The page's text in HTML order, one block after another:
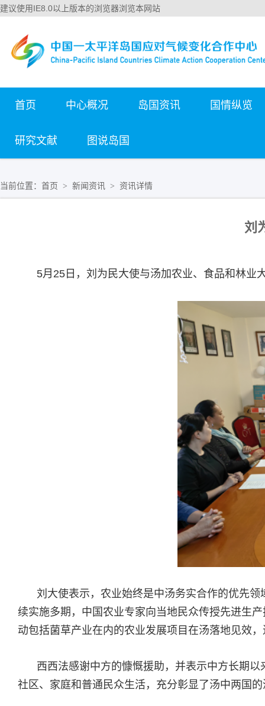
建议使用IE8.0以上版本的浏览器浏览本网站
首页 中心概况 岛国资讯 国情纵览
研究文献 图说岛国
当前位置： 首页 > 新闻资讯 > 资讯详情
刘